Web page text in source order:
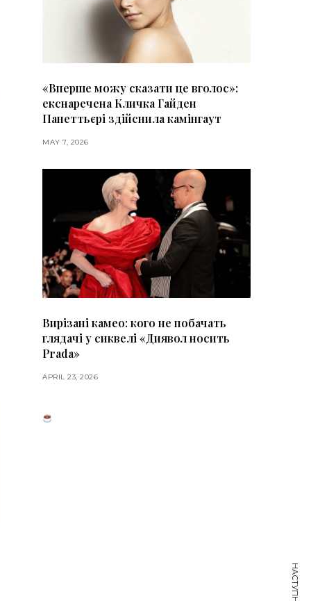
«Вперше можу сказати це вголос»:
екснаречена Кличка Гайден
Панеттьєрі здійснила камінгаут
MAY 7, 2026
Вирізані камео: кого не побачать
глядачі у сиквелі «Диявол носить
Prada»
APRIL 23, 2026